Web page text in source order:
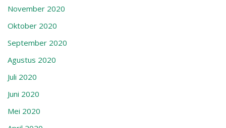
November 2020
Oktober 2020
September 2020
Agustus 2020
Juli 2020
Juni 2020
Mei 2020